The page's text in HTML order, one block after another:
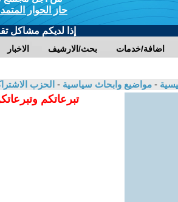
حاز الحوار
إذا لديكم مشاكل
الاخبار بحث/الارشيف اضافة/خدمات
- مواضيع وابحاث سياسية - الحزب
تبرعاتكم